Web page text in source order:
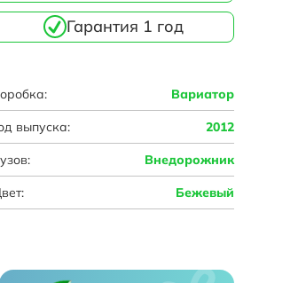
Гарантия 1 год
Вариатор
выпуска: 2012
Внедорожник
Бежевый